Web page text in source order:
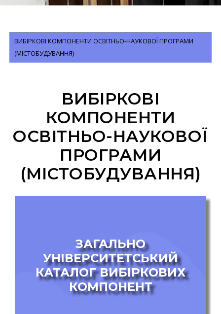
ВИБІРКОВІ КОМПОНЕНТИ ОСВІТНЬО-НАУКОВОЇ ПРОГРАМИ
(МІСТОБУДУВАННЯ)
ВИБІРКОВІ
КОМПОНЕНТИ
ОСВІТНЬО-НАУКОВОЇ
ПРОГРАМИ
(МІСТОБУДУВАННЯ)
ЗАГАЛЬНО
УНІВЕРСИТЕТСЬКИЙ
КАТАЛОГ ВИБІРКОВИХ
КОМПОНЕНТ